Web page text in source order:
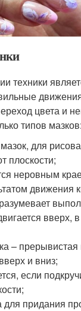
техники
цвета и
типов мазков:
для
плоскости;
неровным
движения
вверх,
– прерывистая
и вниз;
если
для придания